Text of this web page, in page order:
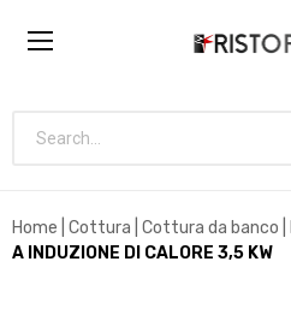
Search...
Home Cottura Cottura da banco
A INDUZIONE DI CALORE 3,5 KW